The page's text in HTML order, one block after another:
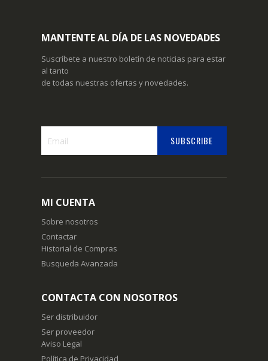
MANTENTE AL DÍA DE LAS NOVEDADES
Suscríbete a nuestro boletín de noticias para estar
al tanto
de todas nuestras ofertas y novedades.
de
noticias:
SUBSCRIBE
MI CUENTA
Sobre nosotros
Contactar
Historial de Compras
Busqueda Avanzada
CONTACTA CON NOSOTROS
Ser distribuidor
Ser proveedor
Aviso Legal